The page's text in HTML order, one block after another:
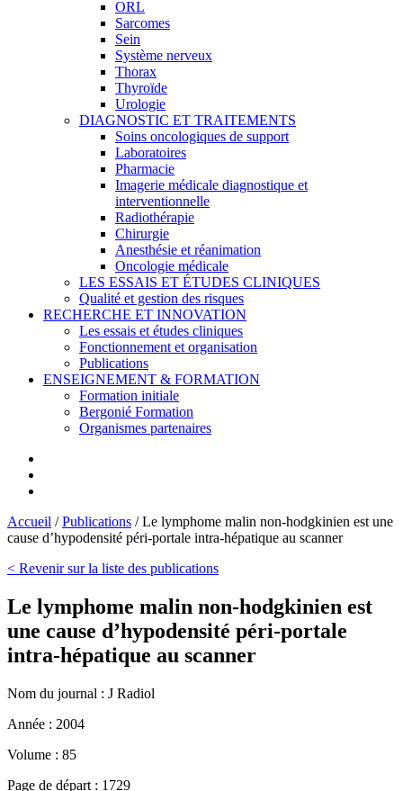
ORL
Sarcomes
Sein
Système nerveux
Thorax
Thyroïde
Urologie
DIAGNOSTIC ET TRAITEMENTS
Soins oncologiques de support
Laboratoires
Pharmacie
Imagerie médicale diagnostique et
interventionnelle
Radiothérapie
Chirurgie
Anesthésie et réanimation
Oncologie médicale
LES ESSAIS ET ÉTUDES CLINIQUES
Qualité et gestion des risques
RECHERCHE ET INNOVATION
Les essais et études cliniques
Fonctionnement et organisation
Publications
ENSEIGNEMENT & FORMATION
Formation initiale
Bergonié Formation
Organismes partenaires
Accueil /Publications /Le lymphome malin non-hodgkinien est une
cause d’hypodensité péri-portale intra-hépatique au scanner
< Revenir sur la liste des publications
Le lymphome malin non-hodgkinien est
une cause d’hypodensité péri-portale
intra-hépatique au scanner
Nom du journal : J Radiol
Année : 2004
Volume : 85
Page de départ : 1729